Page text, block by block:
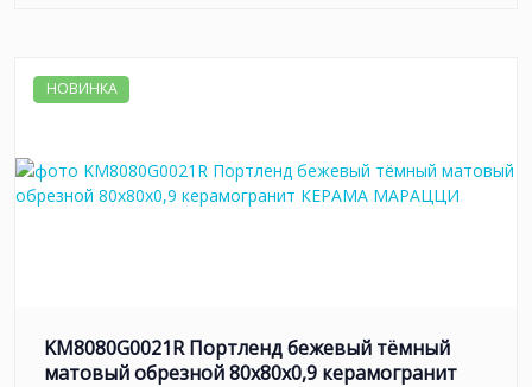
НОВИНКА
KM8080G0021R Портленд бежевый тёмный
матовый обрезной 80x80x0,9 керамогранит